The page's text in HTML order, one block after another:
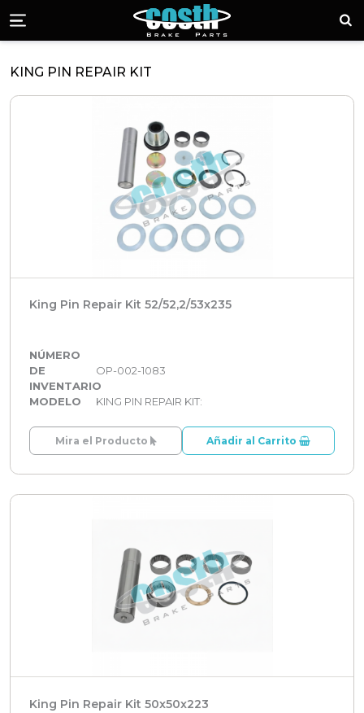
Piezas de Freno
Menü
KING PIN REPAIR KIT
King Pin Repair Kit 52/52,2/53x235
NÚMERO
DE
INVENTARIO
OP-002-1083
MODELO KING PIN REPAIR KIT:
Mira el Producto Añadir al Carrito
King Pin Repair Kit 50x50x223